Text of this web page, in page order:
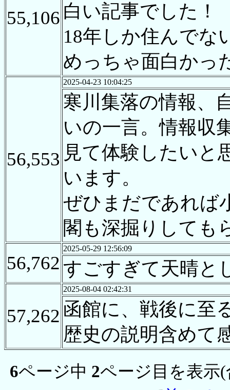
55,106 白い記事でした！
18年しか住んでな
めっちゃ面白かっ
56,553
2025-04-23 10:04:25
寒川集落の情報、
いの一言。情報収
見て体験したいと
います。
ぜひまだであれば
閣も深掘りしても
56,762
2025-05-29 12:56:09
すごすぎて天晴と
57,262
2025-08-04 02:42:31
函館に、戦後に至
歴史の説明含めて
6ページ中 2ページ目を表示(